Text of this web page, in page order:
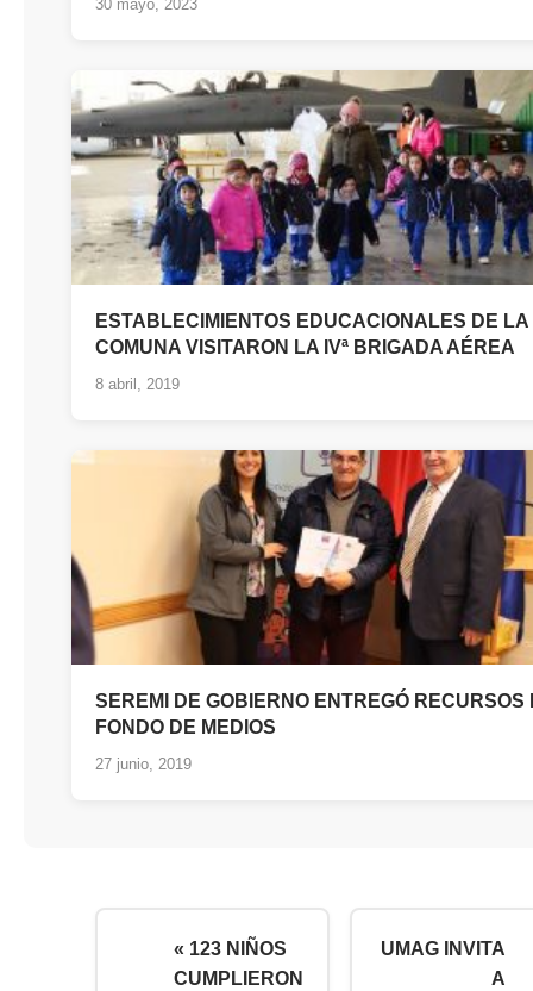
30 mayo, 2023
ESTABLECIMIENTOS EDUCACIONALES DE LA
COMUNA VISITARON LA IVª BRIGADA AÉREA
8 abril, 2019
SEREMI DE GOBIERNO ENTREGÓ RECURSOS
FONDO DE MEDIOS
27 junio, 2019
« 123 NIÑOS
CUMPLIERON
UMAG INVITA
A